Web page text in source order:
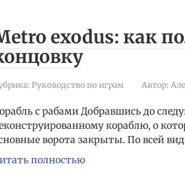
exodus: как
Руководство по играм Автор:
с рабами Добравшись до
кораблю, о
ворота закрыты. По всей
полностью